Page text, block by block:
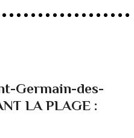
Germain-des-
LA PLAGE :